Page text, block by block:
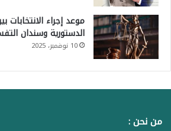
موعد إجراء
الدستورية وسندان
10 نوفمبر، 2025
من نحن :